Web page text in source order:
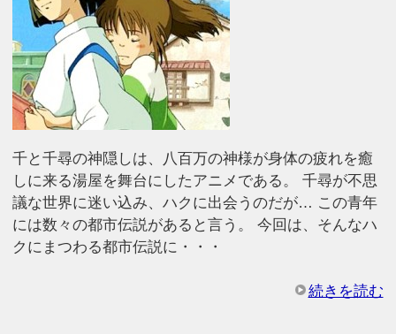
千と千尋の神隠しは、八百万の神様が身体の疲れを癒
しに来る湯屋を舞台にしたアニメである。 千尋が不思
議な世界に迷い込み、ハクに出会うのだが… この青年
には数々の都市伝説があると言う。 今回は、そんなハ
クにまつわる都市伝説に・・・
続きを読む